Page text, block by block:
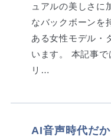
ュアルの美しさに
なバックボーンを
ある女性モデル・
います。 本記事
リ…
AI音声時代だ